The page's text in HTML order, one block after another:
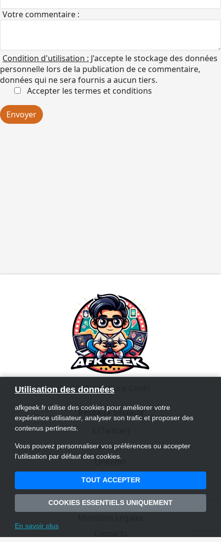
Votre commentaire :
Condition d'utilisation : J'accepte le stockage des données
personnelle lors de la publication de ce commentaire,
données qui ne sera fournis a aucun tiers.
Accepter les termes et conditions
Envoyer
L'Infos Culture Geek!
Réseaux Sociaux
Facebook
Linkedin
Instagram
Liens Utiles
Utilisation des données
afkgeek.fr utilise des cookies pour améliorer votre
expérience utilisateur, analyser son trafic et proposer des
contenus pertinents.
Vous pouvez personnaliser vos préférences ou accepter
l'utilisation par défaut des cookies.
TOUT ACCEPTER
COOKIES ESSENTIELS UNIQUEMENT
En savoir plus